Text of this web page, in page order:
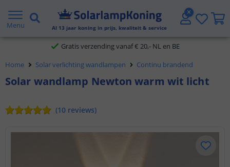
Menu Al 13 jaar koning in prijs, kwaliteit & service
2 jaar garantie
Gratis verzending vanaf € 20,- NL en BE
Klantbeoordeling 9.1
Voor 23:45 uur besteld,
Home Solar verlichting wandlampen Continu brandend
Solar wandlamp Newton warm wit licht
(10 reviews)